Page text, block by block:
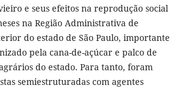
e seus efeitos na reprodução social
na Região Administrativa de
do estado de São Paulo, importante
pela cana-de-açúcar e palco de
do estado. Para tanto, foram
semiestruturadas com agentes